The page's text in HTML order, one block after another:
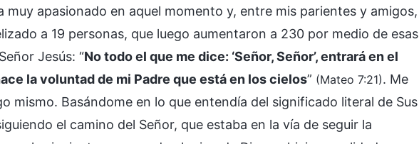
muy apasionado en aquel momento y, entre mis parientes y amigos,
a 19 personas, que luego aumentaron a 230 por medio de esas
Jesús: “No todo el que me dice: ‘Señor, Señor’, entrará en el
la voluntad de mi Padre que está en los cielos” (Mateo 7:21). Me
mismo. Basándome en lo que entendía del significado literal de Sus
el camino del Señor, que estaba en la vía de seguir la